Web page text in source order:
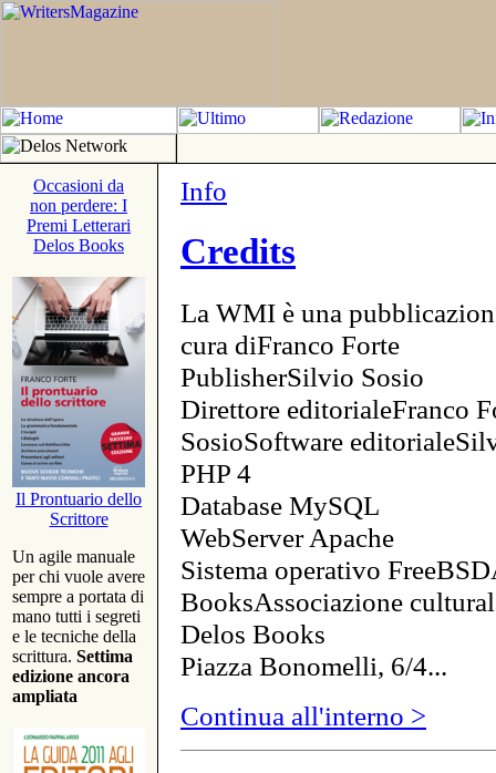
Occasioni da
non perdere: I
Premi Letterari
Delos Books
Il Prontuario dello
Scrittore
Un agile manuale
per chi vuole avere
sempre a portata di
mano tutti i segreti
e le tecniche della
scrittura. Settima
edizione ancora
ampliata
Info
Credits
La WMI è una
cura diFranco Forte
PublisherSilvio Sosio
Direttore editorialeFranco
SosioSoftware
PHP 4
Database MySQL
WebServer Apache
Sistema operativo
BooksAssociazione
Delos Books
Piazza Bonomelli, 6/4...
Continua all'interno >